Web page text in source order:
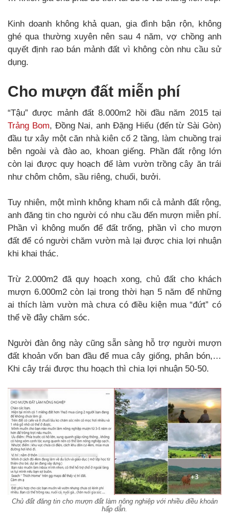
Kinh doanh không khả quan, gia đình bận rộn, không
ghé qua thường xuyên nên sau 4 năm, vợ chồng anh
quyết định rao bán mảnh đất vì không còn nhu cầu sử
dụng.
Cho mượn đất miễn phí
“Tậu” được mảnh đất 8.000m2 hồi đầu năm 2015 tại
Trảng Bom, Đồng Nai, anh Đặng Hiếu (đến từ Sài Gòn)
đầu tư xây một căn nhà kiên cố 2 tầng, làm chuồng trại
bên ngoài và đào ao, khoan giếng. Phần đất rộng lớn
còn lại được quy hoạch để làm vườn trồng cây ăn trái
như chôm chôm, sầu riêng, chuối, bưởi.
Tuy nhiên, một mình không kham nổi cả mảnh đất rộng,
anh đăng tin cho người có nhu cầu đến mượn miễn phí.
Phần vì không muốn để đất trống, phần vì cho mượn
đất để có người chăm vườn mà lại được chia lợi nhuận
khi khai thác.
Trừ 2.000m2 đã quy hoạch xong, chủ đất cho khách
mượn 6.000m2 còn lại trong thời hạn 5 năm để những
ai thích làm vườn mà chưa có điều kiện mua “đứt” có
thể về đây chăm sóc.
Người đàn ông này cũng sẵn sàng hỗ trợ người mượn
đất khoản vốn ban đầu để mua cây giống, phân bón,…
Khi cây trái được thu hoạch thì chia lợi nhuận 50-50.
Chủ đất đăng tin cho mượn đất làm nông nghiệp với nhiều điều khoản
hấp dẫn.